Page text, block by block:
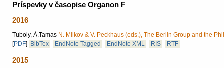
Príspevky v časopise Organon F
2016
Tuboly, Á.Tamas N. Milkov & V. Peckhaus (eds.), The Berlin Group and the
[PDF] BibTex EndNote Tagged EndNote XML RIS RTF
2015